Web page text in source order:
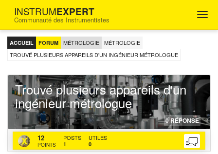
INSTRUMEXPERT
Communauté des Instrumentistes
FORUM
D'ENTRAIDE
POUR
LES
INSTRUMENTISTES
ACCUEIL FORUM MÉTROLOGIE
MÉTROLOGIE
TROUVÉ PLUSIEURS APPAREILS D'UN INGÉNIEUR MÉTROLOGUE
Trouvé plusieurs appareils d'un
ingénieur métrologue
0RÉPONSE
31-
05-
12
POINTS
POSTS
1
UTILES
0